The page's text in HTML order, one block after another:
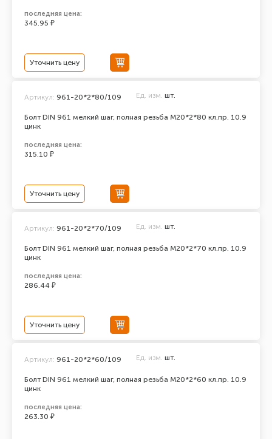
последняя цена:
345.95 ₽
Уточнить цену
Болт DIN 961 мелкий шаг, полная резьба M20*2*80 кл.пр. 10.9
цинк
Артикул: 961-20*2*80/109 Ед. изм. шт.
последняя цена:
315.10 ₽
Уточнить цену
Болт DIN 961 мелкий шаг, полная резьба M20*2*70 кл.пр. 10.9
цинк
Артикул: 961-20*2*70/109 Ед. изм. шт.
последняя цена:
286.44 ₽
Уточнить цену
Болт DIN 961 мелкий шаг, полная резьба M20*2*60 кл.пр. 10.9
цинк
Артикул: 961-20*2*60/109 Ед. изм. шт.
последняя цена:
263.30 ₽